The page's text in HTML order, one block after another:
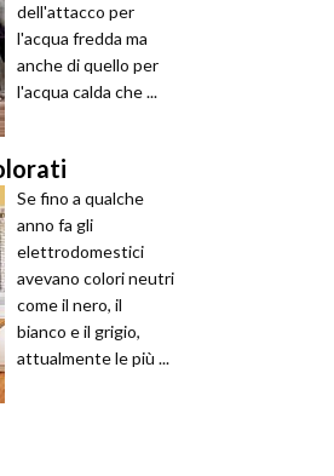
dell'attacco per
l'acqua fredda ma
anche di quello per
l'acqua calda che ...
Se fino a qualche
anno fa gli
elettrodomestici
avevano colori neutri
come il nero, il
bianco e il grigio,
attualmente le più ...